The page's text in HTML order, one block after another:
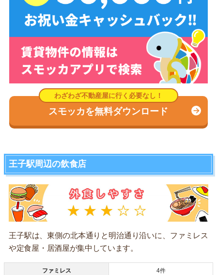
スモッカを無料ダウンロード
王子駅周辺の飲食店
王子駅は、東側の北本通りと明治通り沿いに、ファミレス
や定食屋・居酒屋が集中しています。
ファミレス 4件